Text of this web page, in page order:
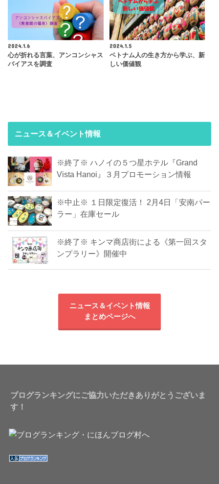
2024.1.6
心が折れる言葉、アンコンシャス
バイアスを調査
2024.1.5
ベトナム人の生き方から学ぶ、新
しい価値観
ニュース＆イベント情報
※終了※ ハノイの５つ星ホテル『Grand
Vista Hanoi』３月プロモーション情報
※中止※ １日限定復活！ 2月4日「安南パー
ラー」在庫セール
※終了※ キンマ商店街による《第一回スタ
ンプラリー》開催中
ニュース＆イベント情報
まとめページへ
ブログランキングにご協力いただきありがとうございま
す！